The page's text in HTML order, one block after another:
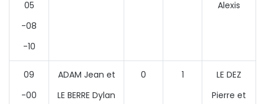
05
-08
-10
Alexis
09
-00
ADAM Jean et
LE BERRE Dylan
0 1
LE DEZ
Pierre et